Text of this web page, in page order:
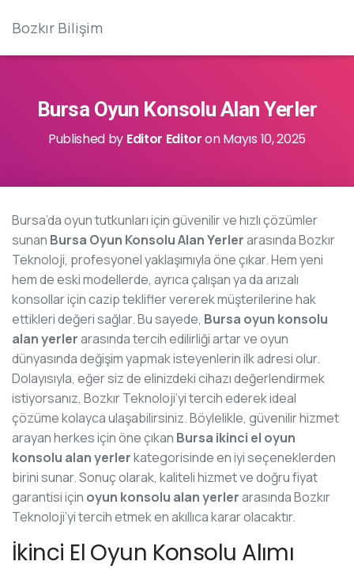
Bozkır Bilişim
Bursa Oyun Konsolu Alan Yerler
Published by Editor EditoronMayıs 10, 2025
Bursa’da oyun tutkunları için güvenilir ve hızlı çözümler
sunan Bursa Oyun Konsolu Alan Yerlerarasında Bozkır
Teknoloji, profesyonel yaklaşımıyla öne çıkar. Hem yeni
hem de eski modellerde, ayrıca çalışan ya da arızalı
konsollar için cazip teklifler vererek müşterilerine hak
ettikleri değeri sağlar. Bu sayede, Bursa oyun konsolu
alan yerlerarasında tercih edilirliği artar ve oyun
dünyasında değişim yapmak isteyenlerin ilk adresi olur.
Dolayısıyla, eğer siz de elinizdeki cihazı değerlendirmek
istiyorsanız, Bozkır Teknoloji’yi tercih ederek ideal
çözüme kolayca ulaşabilirsiniz. Böylelikle, güvenilir hizmet
arayan herkes için öne çıkan Bursa ikinci el oyun
konsolu alan yerlerkategorisinde en iyi seçeneklerden
birini sunar. Sonuç olarak, kaliteli hizmet ve doğru fiyat
garantisi için oyun konsolu alan yerlerarasında Bozkır
Teknoloji’yi tercih etmek en akıllıca karar olacaktır.
İkinci El Oyun Konsolu Alımı